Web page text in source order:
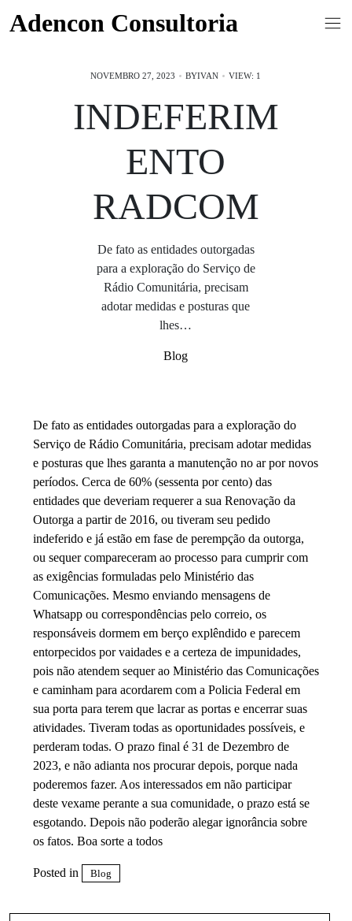
Adencon Consultoria
NOVEMBRO 27, 2023 BYIVAN VIEW: 1
INDEFERIM
ENTO
RADCOM
De fato as entidades outorgadas
para a exploração do Serviço de
Rádio Comunitária, precisam
adotar medidas e posturas que
lhes…
Blog
De fato as entidades outorgadas para a exploração do
Serviço de Rádio Comunitária, precisam adotar medidas
e posturas que lhes garanta a manutenção no ar por novos
períodos. Cerca de 60% (sessenta por cento) das
entidades que deveriam requerer a sua Renovação da
Outorga a partir de 2016, ou tiveram seu pedido
indeferido e já estão em fase de perempção da outorga,
ou sequer compareceram ao processo para cumprir com
as exigências formuladas pelo Ministério das
Comunicações. Mesmo enviando mensagens de
Whatsapp ou correspondências pelo correio, os
responsáveis dormem em berço explêndido e parecem
entorpecidos por vaidades e a certeza de impunidades,
pois não atendem sequer ao Ministério das Comunicações
e caminham para acordarem com a Policia Federal em
sua porta para terem que lacrar as portas e encerrar suas
atividades. Tiveram todas as oportunidades possíveis, e
perderam todas. O prazo final é 31 de Dezembro de
2023, e não adianta nos procurar depois, porque nada
poderemos fazer. Aos interessados em não participar
deste vexame perante a sua comunidade, o prazo está se
esgotando. Depois não poderão alegar ignorância sobre
os fatos. Boa sorte a todos
Posted in Blog